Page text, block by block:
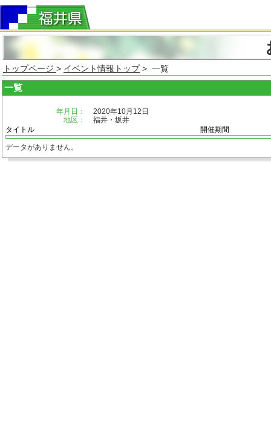
トップページ > イベント情報トップ> 一覧
一覧
年月日：
2020年10月12日
地区：
福井・坂井
タイトル
開催期間
データがありません。